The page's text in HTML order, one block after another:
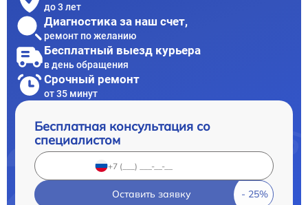
до 3 лет
Диагностика за наш счет,
ремонт по желанию
Бесплатный выезд курьера
в день обращения
Срочный ремонт
от 35 минут
Бесплатная консультация со
специалистом
Оставить заявку